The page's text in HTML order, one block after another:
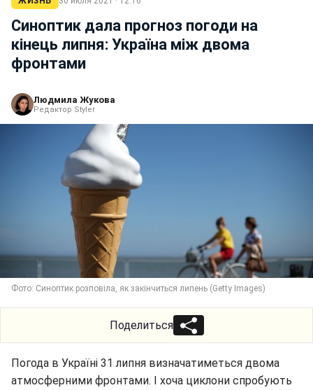
Синоптик дала прогноз погоди на
кінець липня: Україна між двома
фронтами
Людмила Жукова
Редактор Styler
Фото: Синоптик розповіла, як закінчиться липень (Getty Images)
Поделиться
Погода в Україні 31 липня визначатиметься двома
атмосферними фронтами. І хоча циклони спробують